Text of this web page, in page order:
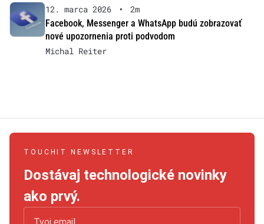
12. marca 2026 •
2m
Facebook, Messenger a WhatsApp budú zobrazovať
nové upozornenia proti podvodom
Michal Reiter
TOUCHIT NEWSLETTER
Dostávaj technologické novinky
ako prvý.